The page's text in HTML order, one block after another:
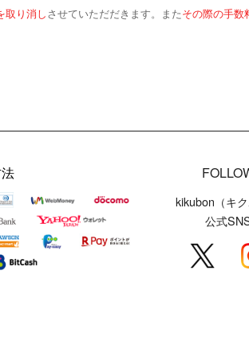
取り消しさせていただだきます。またその際の手数
kikubon（キク
公式